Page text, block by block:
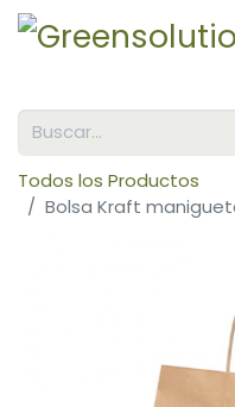
Todos los Productos
Bolsa Kraft